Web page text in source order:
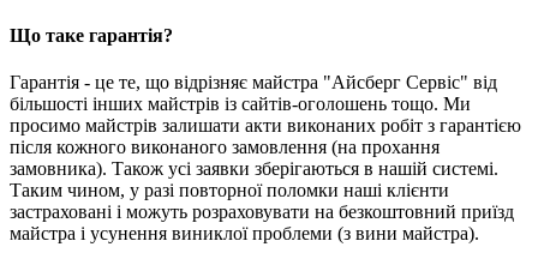
Що таке гарантія?
Гарантія - це те, що відрізняє майстра "Айсберг Сервіс" від
більшості інших майстрів із сайтів-оголошень тощо. Ми
просимо майстрів залишати акти виконаних робіт з гарантією
після кожного виконаного замовлення (на прохання
замовника). Також усі заявки зберігаються в нашій системі.
Таким чином, у разі повторної поломки наші клієнти
застраховані і можуть розраховувати на безкоштовний приїзд
майстра і усунення виниклої проблеми (з вини майстра).